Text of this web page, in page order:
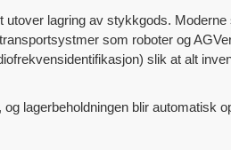
lagring av stykkgods.
som roboter og
slik at alt
lagerbeholdningen blir automatisk